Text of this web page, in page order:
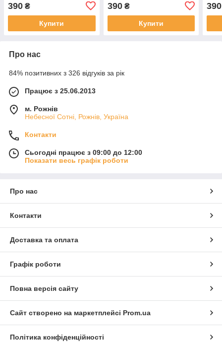
390 ₴
Купити
390₴
Купити
390
Про нас
84% позитивних з 326 відгуків за рік
Працює з 25.06.2013
м. Рожнів
Небесної Сотні, Рожнів, Україна
Контакти
Сьогодні працює з 09:00 до 12:00
Показати весь графік роботи
Про нас
Контакти
Доставка та оплата
Графік роботи
Повна версія сайту
Сайт створено на маркетплейсі Prom.ua
Політика конфіденційності